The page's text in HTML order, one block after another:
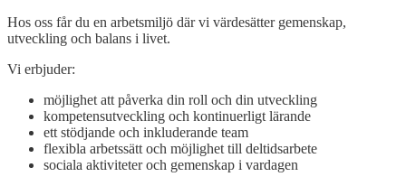
Hos oss får du en arbetsmiljö där vi värdesätter gemenskap,
utveckling och balans i livet.
Vi erbjuder:
möjlighet att påverka din roll och din utveckling
kompetensutveckling och kontinuerligt lärande
ett stödjande och inkluderande team
flexibla arbetssätt och möjlighet till deltidsarbete
sociala aktiviteter och gemenskap i vardagen